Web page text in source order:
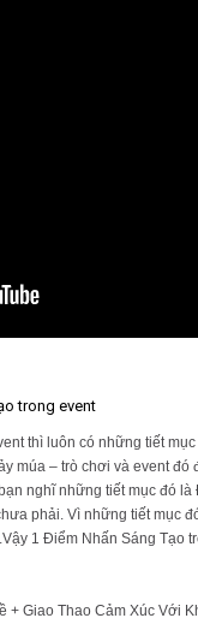
Tìm kiếm
thì luôn có những tiết mục
múa – trò chơi và event đó
nghĩ những tiết mục đó là
phải. Vì những tiết mục
1 Điểm Nhấn Sáng Tạo
+ Giao Thao Cảm Xúc Với